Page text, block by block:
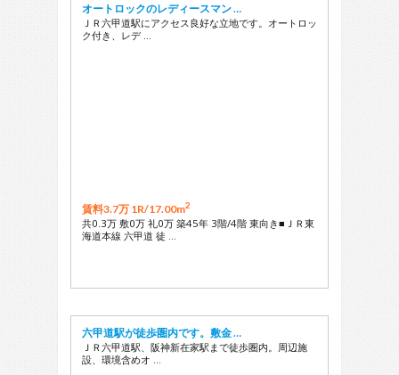
オートロックのレディースマン …
ＪＲ六甲道駅にアクセス良好な立地です。オートロッ
ク付き、レデ …
賃料3.7万 1R/17.00m2
共0.3万 敷0万 礼0万 築45年 3階/4階 東向き■ＪＲ東
海道本線 六甲道 徒 …
六甲道駅が徒歩圏内です。敷金 …
ＪＲ六甲道駅、阪神新在家駅まで徒歩圏内。周辺施
設、環境含めオ …